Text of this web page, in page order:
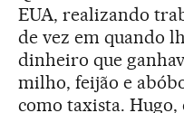
EUA, realizando
de vez em quando
dinheiro que
milho, feijão e
como taxista.